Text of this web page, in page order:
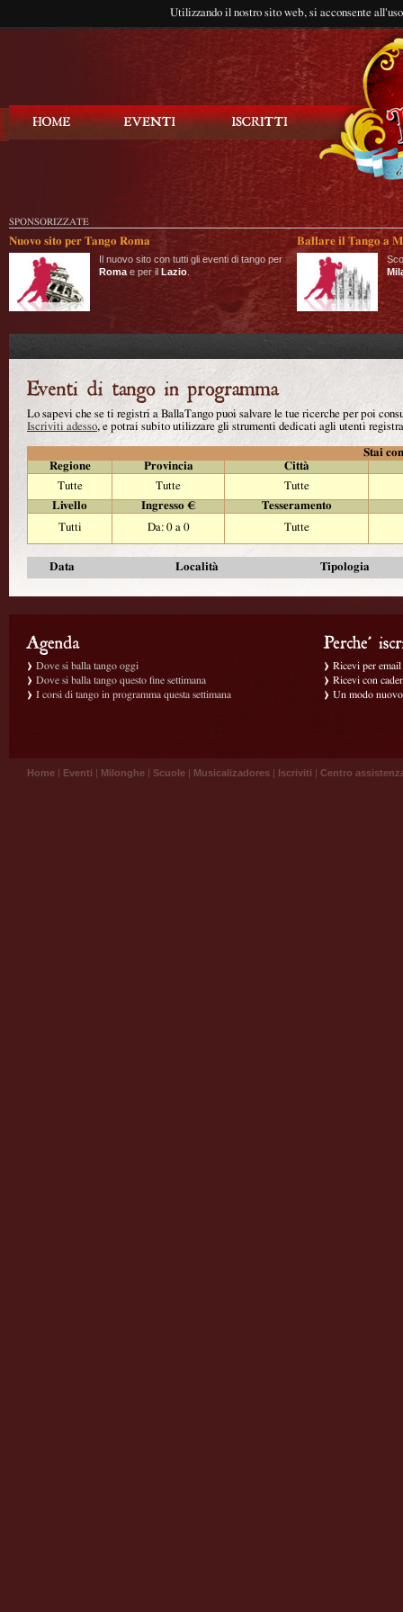
Utilizzando il nostro sito web, si acconsente
SPONSORIZZATE
Nuovo sito per Tango Roma
Il nuovo sito con tutti gli eventi di tango per
Roma e per il Lazio
Ballare il Tango a
Lo sapevi che se ti registri a BallaTango puoi salvare le tue ricerche per poi
Iscriviti adesso, e potrai subito utilizzare gli strumenti dedicati agli utenti
Stai
Regione
Provincia
Città
Tutte
Tutte
Tutte
Livello
Ingresso €
Tesseramento
Tutti
Da: 0 a 0 Tutte
Data Località Tipologia
Dove si balla tango oggi
Dove si balla tango questo fine settimana
I corsi di tango in programma questa settimana
Ricevi per
Ricevi con
Un modo
Home | Eventi | Milonghe | Scuole | Musicalizadores | Iscriviti | Centro